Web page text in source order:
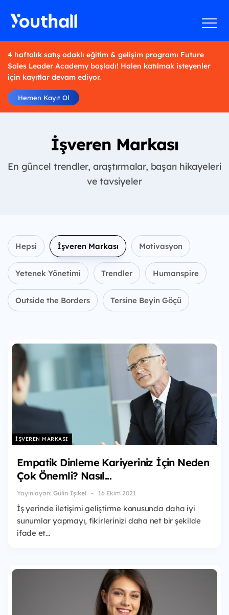
4 haftalık satış odaklı eğitim & gelişim programı Future
Sales Leader Academy başladı! Halen katılmak isteyenler
için kayıtlar devam ediyor.
Hemen Kayıt Ol
İşveren Markası
En güncel trendler, araştırmalar, başarı hikayeleri
ve tavsiyeler
Hepsi İşveren Markası Motivasyon
Yetenek Yönetimi Trendler Humanspire
Outside the Borders Tersine Beyin Göçü
İŞVEREN MARKASI
Empatik Dinleme Kariyeriniz İçin Neden
Çok Önemli? Nasıl...
Yayınlayan: Gülin Işıkel 16 Ekim 2021
İş yerinde iletişimi geliştirme konusunda daha iyi
sunumlar yapmayı, fikirlerinizi daha net bir şekilde
ifade et...